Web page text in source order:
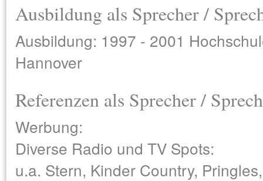
Ausbildung als Sprecher /
Ausbildung: 1997 - 2001
Hannover
Referenzen als Sprecher /
Werbung:
Diverse Radio und TV Spots:
u.a. Stern, Kinder Country,